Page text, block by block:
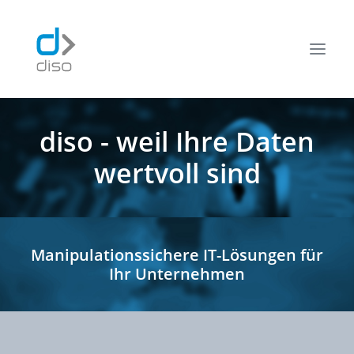
Managed Cloud Services
Applikations Services
Datenbank Services
Karriere
News
diso - weil Ihre Daten
wertvoll sind
Manipulationssichere IT-Lösungen für
Ihr Unternehmen